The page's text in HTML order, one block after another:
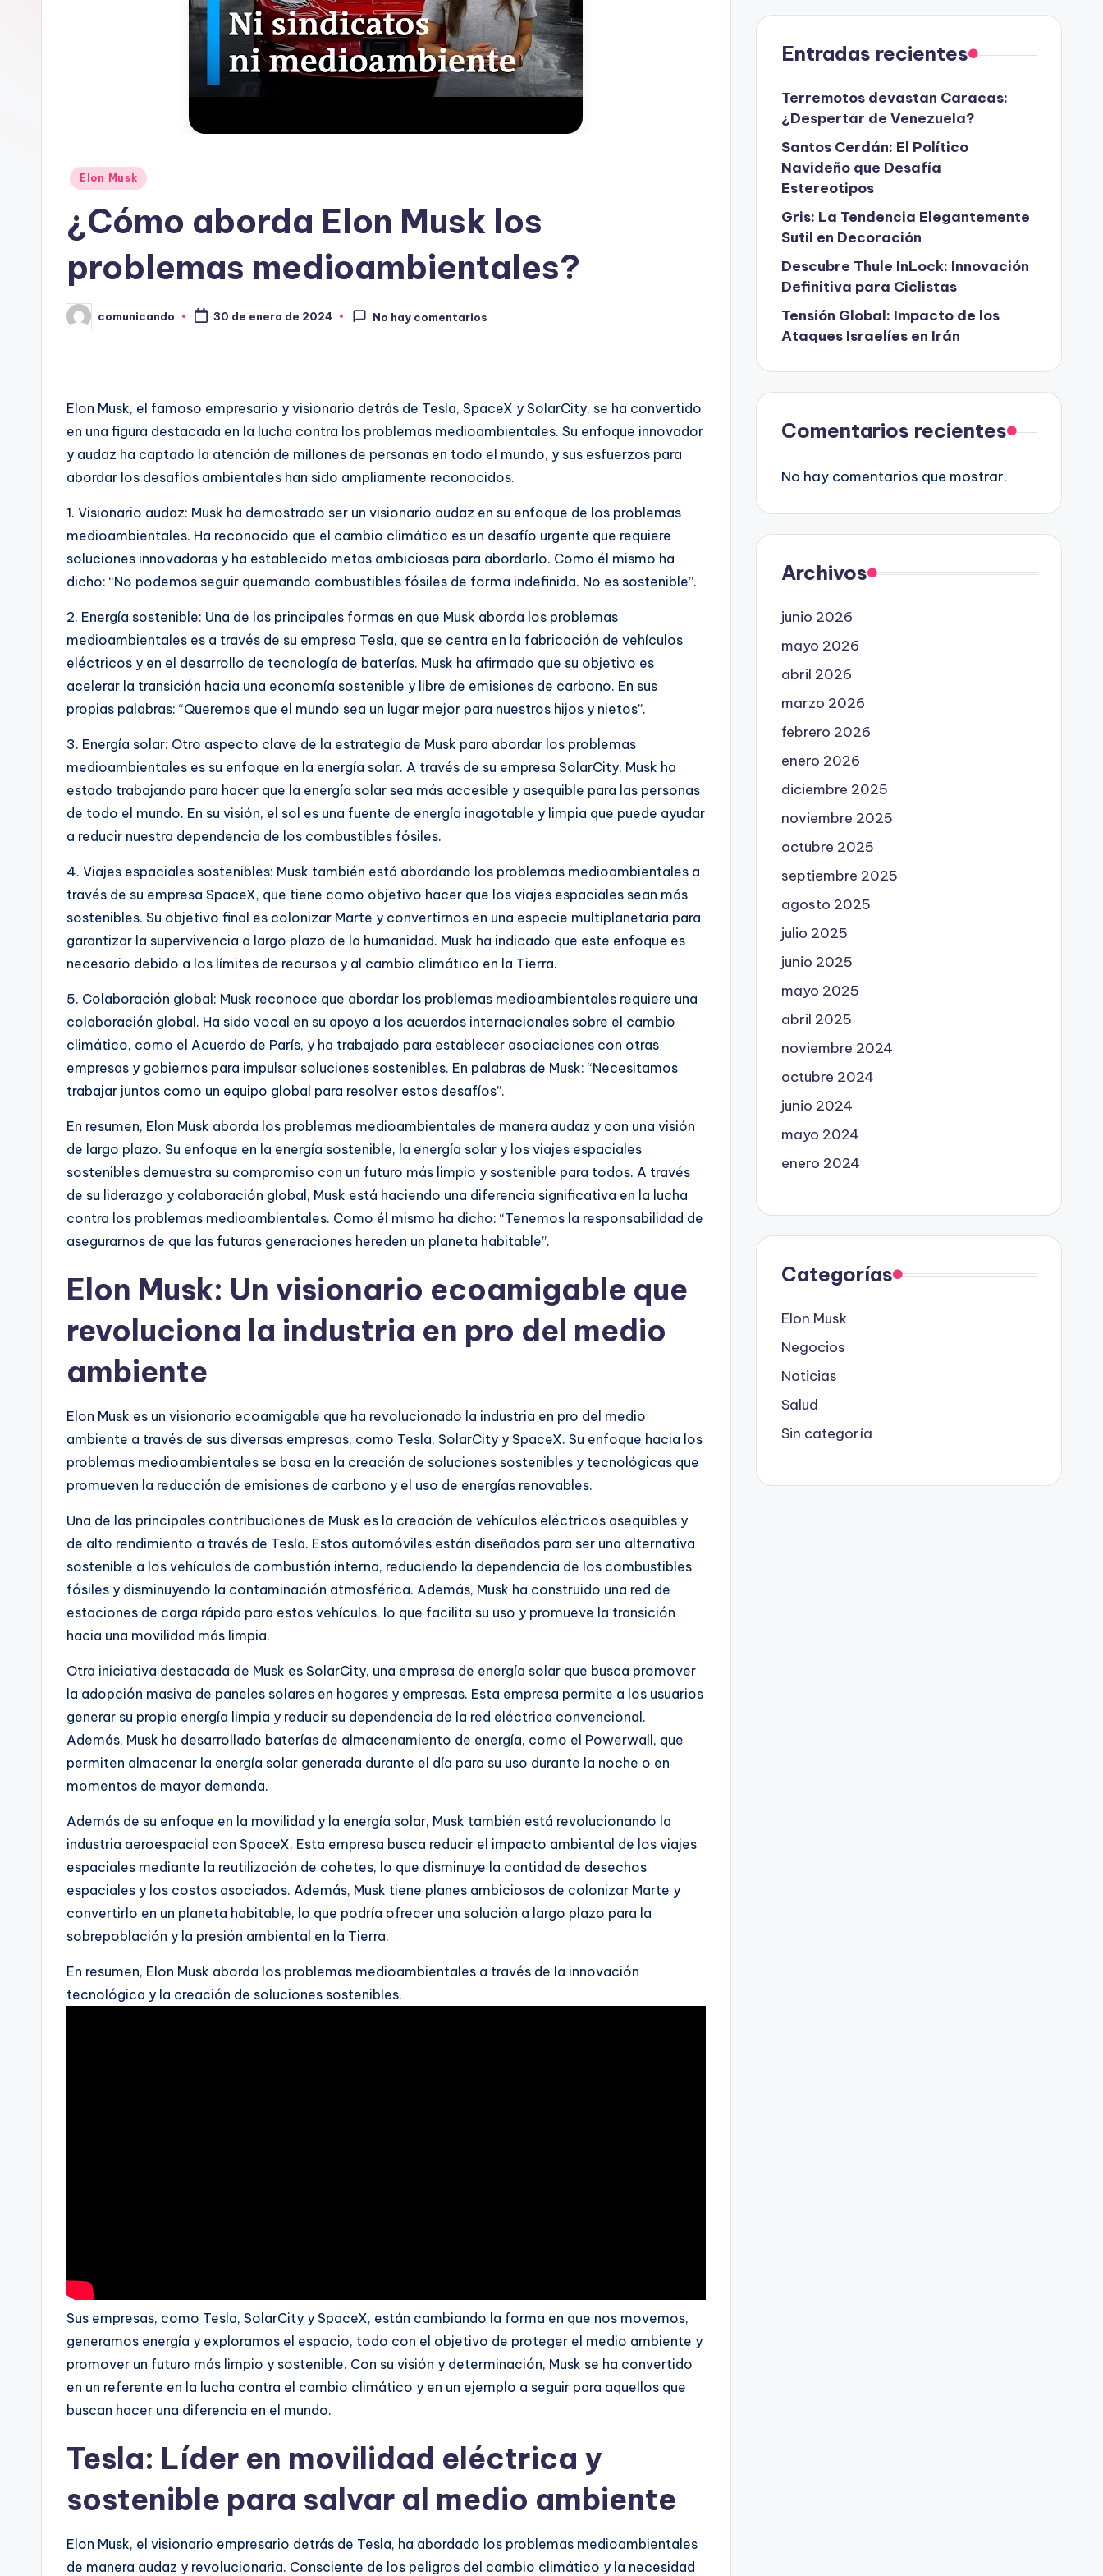
Publicado
Elon Musk
¿Cómo aborda Elon Musk los
problemas medioambientales?
Publicado
por
comunicando 30 de enero de 2024 No hay comentarios
Elon Musk, el famoso empresario y visionario detrás de Tesla, SpaceX y SolarCity, se ha convertido
en una figura destacada en la lucha contra los problemas medioambientales. Su enfoque innovador
y audaz ha captado la atención de millones de personas en todo el mundo, y sus esfuerzos para
abordar los desafíos ambientales han sido ampliamente reconocidos.
1. Visionario audaz: Musk ha demostrado ser un visionario audaz en su enfoque de los problemas
medioambientales. Ha reconocido que el cambio climático es un desafío urgente que requiere
soluciones innovadoras y ha establecido metas ambiciosas para abordarlo. Como él mismo ha
dicho: “No podemos seguir quemando combustibles fósiles de forma indefinida. No es sostenible”.
2. Energía sostenible: Una de las principales formas en que Musk aborda los problemas
medioambientales es a través de su empresa Tesla, que se centra en la fabricación de vehículos
eléctricos y en el desarrollo de tecnología de baterías. Musk ha afirmado que su objetivo es
acelerar la transición hacia una economía sostenible y libre de emisiones de carbono. En sus
propias palabras: “Queremos que el mundo sea un lugar mejor para nuestros hijos y nietos”.
3. Energía solar: Otro aspecto clave de la estrategia de Musk para abordar los problemas
medioambientales es su enfoque en la energía solar. A través de su empresa SolarCity, Musk ha
estado trabajando para hacer que la energía solar sea más accesible y asequible para las personas
de todo el mundo. En su visión, el sol es una fuente de energía inagotable y limpia que puede ayudar
a reducir nuestra dependencia de los combustibles fósiles.
4. Viajes espaciales sostenibles: Musk también está abordando los problemas medioambientales a
través de su empresa SpaceX, que tiene como objetivo hacer que los viajes espaciales sean más
sostenibles. Su objetivo final es colonizar Marte y convertirnos en una especie multiplanetaria para
garantizar la supervivencia a largo plazo de la humanidad. Musk ha indicado que este enfoque es
necesario debido a los límites de recursos y al cambio climático en la Tierra.
5. Colaboración global: Musk reconoce que abordar los problemas medioambientales requiere una
colaboración global. Ha sido vocal en su apoyo a los acuerdos internacionales sobre el cambio
climático, como el Acuerdo de París, y ha trabajado para establecer asociaciones con otras
empresas y gobiernos para impulsar soluciones sostenibles. En palabras de Musk: “Necesitamos
trabajar juntos como un equipo global para resolver estos desafíos”.
En resumen, Elon Musk aborda los problemas medioambientales de manera audaz y con una visión
de largo plazo. Su enfoque en la energía sostenible, la energía solar y los viajes espaciales
sostenibles demuestra su compromiso con un futuro más limpio y sostenible para todos. A través
de su liderazgo y colaboración global, Musk está haciendo una diferencia significativa en la lucha
contra los problemas medioambientales. Como él mismo ha dicho: “Tenemos la responsabilidad de
asegurarnos de que las futuras generaciones hereden un planeta habitable”.
Elon Musk: Un visionario ecoamigable que
revoluciona la industria en pro del medio
ambiente
Elon Musk es un visionario ecoamigable que ha revolucionado la industria en pro del medio
ambiente a través de sus diversas empresas, como Tesla, SolarCity y SpaceX. Su enfoque hacia los
problemas medioambientales se basa en la creación de soluciones sostenibles y tecnológicas que
promueven la reducción de emisiones de carbono y el uso de energías renovables.
Una de las principales contribuciones de Musk es la creación de vehículos eléctricos asequibles y
de alto rendimiento a través de Tesla. Estos automóviles están diseñados para ser una alternativa
sostenible a los vehículos de combustión interna, reduciendo la dependencia de los combustibles
fósiles y disminuyendo la contaminación atmosférica. Además, Musk ha construido una red de
estaciones de carga rápida para estos vehículos, lo que facilita su uso y promueve la transición
hacia una movilidad más limpia.
Otra iniciativa destacada de Musk es SolarCity, una empresa de energía solar que busca promover
la adopción masiva de paneles solares en hogares y empresas. Esta empresa permite a los usuarios
generar su propia energía limpia y reducir su dependencia de la red eléctrica convencional.
Además, Musk ha desarrollado baterías de almacenamiento de energía, como el Powerwall, que
permiten almacenar la energía solar generada durante el día para su uso durante la noche o en
momentos de mayor demanda.
Además de su enfoque en la movilidad y la energía solar, Musk también está revolucionando la
industria aeroespacial con SpaceX. Esta empresa busca reducir el impacto ambiental de los viajes
espaciales mediante la reutilización de cohetes, lo que disminuye la cantidad de desechos
espaciales y los costos asociados. Además, Musk tiene planes ambiciosos de colonizar Marte y
convertirlo en un planeta habitable, lo que podría ofrecer una solución a largo plazo para la
sobrepoblación y la presión ambiental en la Tierra.
En resumen, Elon Musk aborda los problemas medioambientales a través de la innovación
tecnológica y la creación de soluciones sostenibles.
Sus empresas, como Tesla, SolarCity y SpaceX, están cambiando la forma en que nos movemos,
generamos energía y exploramos el espacio, todo con el objetivo de proteger el medio ambiente y
promover un futuro más limpio y sostenible. Con su visión y determinación, Musk se ha convertido
en un referente en la lucha contra el cambio climático y en un ejemplo a seguir para aquellos que
buscan hacer una diferencia en el mundo.
Tesla: Líder en movilidad eléctrica y
sostenible para salvar al medio ambiente
Elon Musk, el visionario empresario detrás de Tesla, ha abordado los problemas medioambientales
de manera audaz y revolucionaria. Consciente de los peligros del cambio climático y la necesidad
Entradas recientes
Terremotos devastan Caracas:
¿Despertar de Venezuela?
Santos Cerdán: El Político
Navideño que Desafía
Estereotipos
Gris: La Tendencia Elegantemente
Sutil en Decoración
Descubre Thule InLock: Innovación
Definitiva para Ciclistas
Tensión Global: Impacto de los
Ataques Israelíes en Irán
Comentarios recientes
No hay comentarios que mostrar.
Archivos
junio 2026
mayo 2026
abril 2026
marzo 2026
febrero 2026
enero 2026
diciembre 2025
noviembre 2025
octubre 2025
septiembre 2025
agosto 2025
julio 2025
junio 2025
mayo 2025
abril 2025
noviembre 2024
octubre 2024
junio 2024
mayo 2024
enero 2024
Categorías
Elon Musk
Negocios
Noticias
Salud
Sin categoría